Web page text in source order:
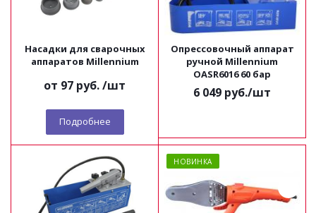
Насадки для сварочных
аппаратов Millennium
от 97 руб./шт
Подробнее
Опрессовочный аппарат
ручной Millennium
OASR6016 60 бар
6 049 руб./шт
НОВИНКА